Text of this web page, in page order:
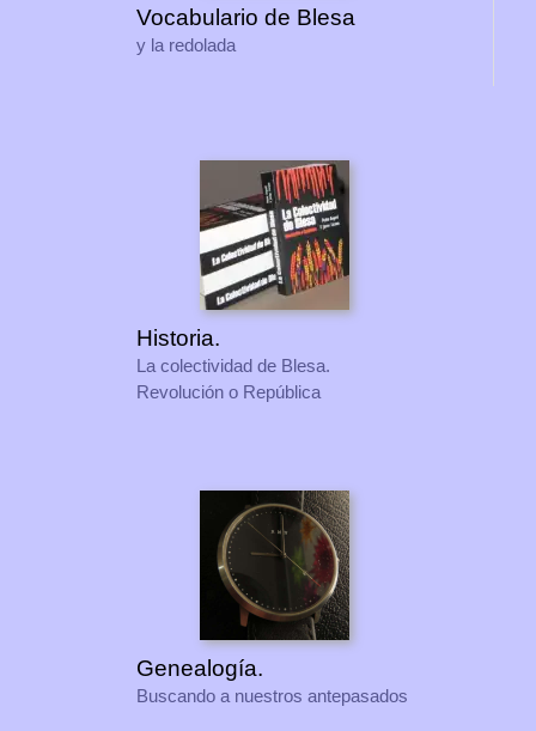
Vocabulario de Blesa
y la redolada
Historia.
La colectividad de Blesa.
Revolución o República
Genealogía.
Buscando a nuestros antepasados